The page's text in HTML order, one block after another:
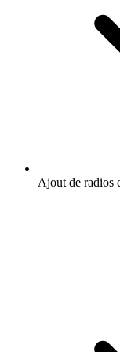
Ajout de radios